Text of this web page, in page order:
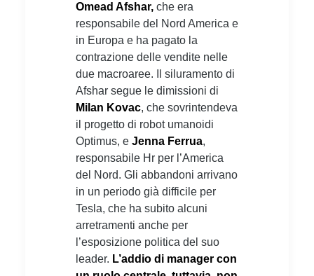
Omead Afshar, che era
responsabile del Nord America e
in Europa e ha pagato la
contrazione delle vendite nelle
due macroaree. Il siluramento di
Afshar segue le dimissioni di
Milan Kovac, che sovrintendeva
il progetto di robot umanoidi
Optimus, e Jenna Ferrua,
responsabile Hr per l’America
del Nord. Gli abbandoni arrivano
in un periodo già difficile per
Tesla, che ha subito alcuni
arretramenti anche per
l’esposizione politica del suo
leader. L’addio di manager con